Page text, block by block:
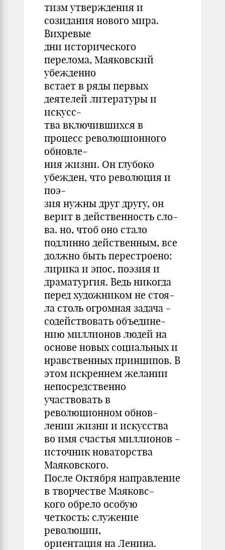
тизм утверждения и
созидания нового мира.
Вихревые
дни исторического
перелома, Маяковский
убежденно
встает в ряды первых
деятелей литературы и
искусс-
тва включившихся в
процесс революционного
обновле-
ния жизни. Он глубоко
убежден, что революция и
поэ-
зия нужны друг другу, он
верит в действенность сло-
ва. но, чтоб оно стало
подлинно действенным, все
должно быть перестроено:
лирика и эпос, поэзия и
драматургия. Ведь никогда
перед художником не стоя-
ла столь огромная задача -
содействовать объедине-
нию миллионов людей на
основе новых социальных и
нравственных принципов. В
этом искреннем желании
непосредственно
участвовать в
революционном обнов-
лении жизни и искусства
во имя счастья миллионов -
источник новаторства
Маяковского.
После Октября направление
в творчестве Маяковс-
кого обрело особую
четкость: служение
революции,
ориентация на Ленина.